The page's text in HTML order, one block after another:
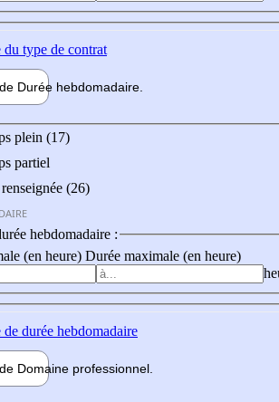
type de contrat
Durée hebdomadaire
plein (17)
partiel
(26)
hebdomadaire :
(en heure) Durée maximale (en heure)
durée hebdomadaire
Domaine professionnel